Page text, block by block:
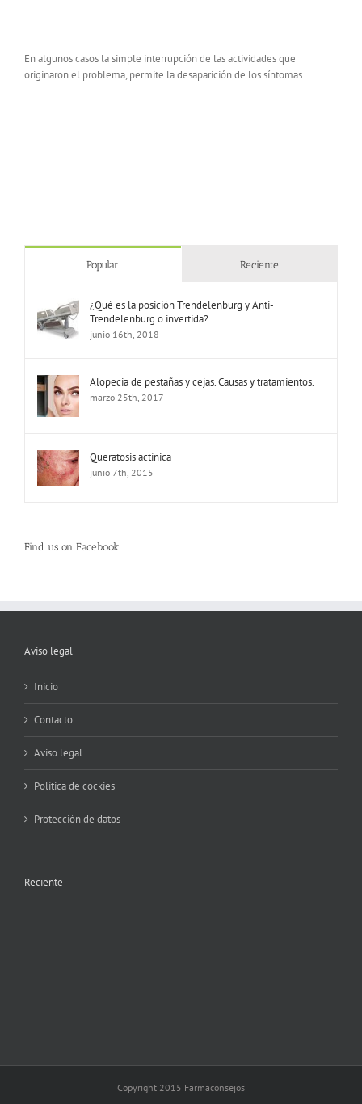
En algunos casos la simple interrupción de las actividades que
originaron el problema, permite la desaparición de los síntomas.
Popular Reciente
¿Qué es la posición Trendelenburg y Anti-
Trendelenburg o invertida?
junio 16th, 2018
Alopecia de pestañas y cejas. Causas y tratamientos.
marzo 25th, 2017
Queratosis actínica
junio 7th, 2015
Find us on Facebook
Aviso legal
Inicio
Contacto
Aviso legal
Política de cockies
Protección de datos
Reciente
Copyright 2015 Farmaconsejos